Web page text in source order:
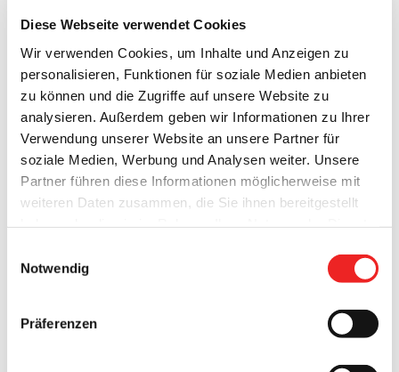
Diese Webseite verwendet Cookies
Wir verwenden Cookies, um Inhalte und Anzeigen zu
personalisieren, Funktionen für soziale Medien anbieten
zu können und die Zugriffe auf unsere Website zu
analysieren. Außerdem geben wir Informationen zu Ihrer
Verwendung unserer Website an unsere Partner für
soziale Medien, Werbung und Analysen weiter. Unsere
Partner führen diese Informationen möglicherweise mit
weiteren Daten zusammen, die Sie ihnen bereitgestellt
werden auch bei der Auswahl von
gesetzt.
Notwendig
Präferenzen